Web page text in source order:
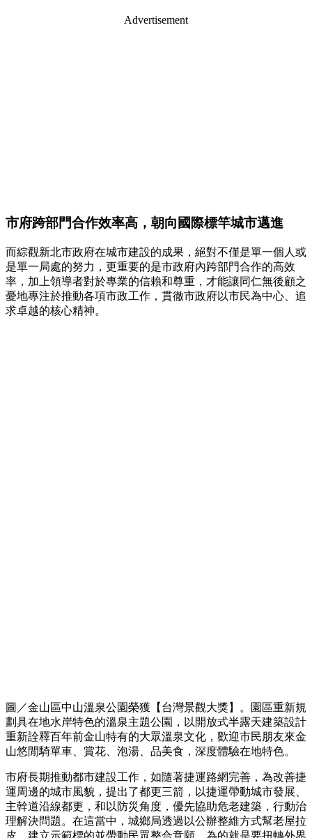
Advertisement
市府跨部門合作效率高，朝向國際標竿城市邁進
而綜觀新北市政府在城市建設的成果，絕對不僅是單一個人或
是單一局處的努力，更重要的是市政府內跨部門合作的高效
率，加上領導者對於專業的信賴和尊重，才能讓同仁無後顧之
憂地專注於推動各項市政工作，貫徹市政府以市民為中心、追
求卓越的核心精神。
圖／金山區中山溫泉公園榮獲【台灣景觀大獎】。園區重新規
劃具在地水岸特色的溫泉主題公園，以開放式半露天建築設計
重新詮釋百年前金山特有的大眾溫泉文化，歡迎市民朋友來金
山悠閒騎單車、賞花、泡湯、品美食，深度體驗在地特色。
市府長期推動都市建設工作，如隨著捷運路網完善，為改善捷
運周邊的城市風貌，提出了都更三箭，以捷運帶動城市發展、
主幹道沿線都更，和以防災角度，優先協助危老建築，行動治
理解決問題。在這當中，城鄉局透過以公辦整維方式幫老屋拉
皮，建立示範標的並帶動民眾整合意願，為的就是要扭轉外界